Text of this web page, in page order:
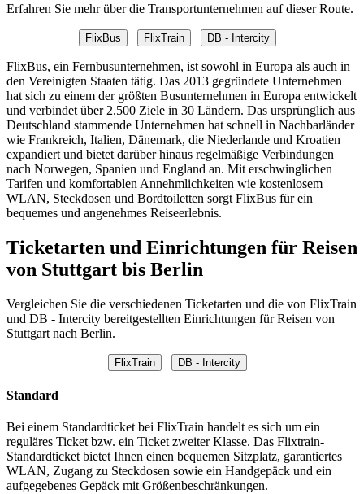
Erfahren Sie mehr über die Transportunternehmen auf dieser Route.
FlixBus FlixTrain DB - Intercity
FlixBus, ein Fernbusunternehmen, ist sowohl in Europa als auch in
den Vereinigten Staaten tätig. Das 2013 gegründete Unternehmen
hat sich zu einem der größten Busunternehmen in Europa entwickelt
und verbindet über 2.500 Ziele in 30 Ländern. Das ursprünglich aus
Deutschland stammende Unternehmen hat schnell in Nachbarländer
wie Frankreich, Italien, Dänemark, die Niederlande und Kroatien
expandiert und bietet darüber hinaus regelmäßige Verbindungen
nach Norwegen, Spanien und England an. Mit erschwinglichen
Tarifen und komfortablen Annehmlichkeiten wie kostenlosem
WLAN, Steckdosen und Bordtoiletten sorgt FlixBus für ein
bequemes und angenehmes Reiseerlebnis.
Ticketarten und Einrichtungen für Reisen
von Stuttgart bis Berlin
Vergleichen Sie die verschiedenen Ticketarten und die von FlixTrain
und DB - Intercity bereitgestellten Einrichtungen für Reisen von
Stuttgart nach Berlin.
FlixTrain DB - Intercity
Standard
Bei einem Standardticket bei FlixTrain handelt es sich um ein
reguläres Ticket bzw. ein Ticket zweiter Klasse. Das Flixtrain-
Standardticket bietet Ihnen einen bequemen Sitzplatz, garantiertes
WLAN, Zugang zu Steckdosen sowie ein Handgepäck und ein
aufgegebenes Gepäck mit Größenbeschränkungen.